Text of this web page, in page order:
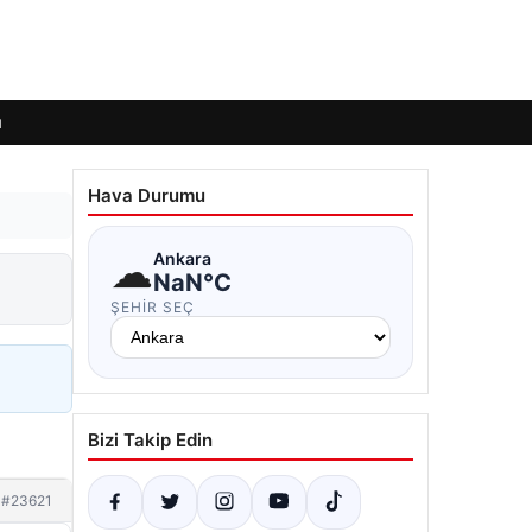
#23621
Hava Durumu
☁Ankara
NaN°C
ŞEHIR SEÇ
Bizi Takip Edin